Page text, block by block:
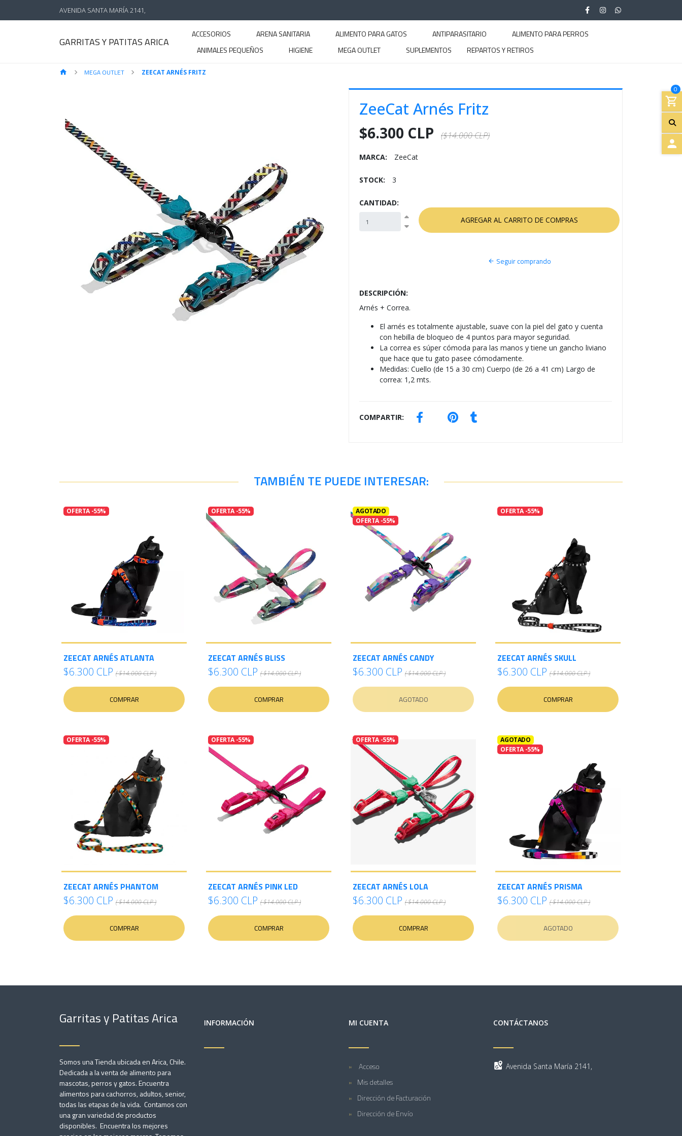
AVENIDA SANTA MARÍA 2141,
GARRITAS Y PATITAS ARICA
ACCESORIOS ARENA SANITARIA ALIMENTO PARA GATOS ANTIPARASITARIO
ALIMENTO PARA PERROS
ANIMALES PEQUEÑOS
HIGIENE MEGA OUTLET SUPLEMENTOS REPARTOS Y RETIROS
0
MEGA OUTLET ZEECAT ARNÉS FRITZ
ZeeCat Arnés Fritz
$6.300 CLP ($14.000 CLP)
MARCA: ZeeCat
STOCK: 3
CANTIDAD:
Seguir comprando
DESCRIPCIÓN:
Arnés + Correa.
El arnés es totalmente ajustable, suave con la piel del gato y cuenta
con hebilla de bloqueo de 4 puntos para mayor seguridad.
La correa es súper cómoda para las manos y tiene un gancho liviano
que hace que tu gato pasee cómodamente.
Medidas: Cuello (de 15 a 30 cm) Cuerpo (de 26 a 41 cm) Largo de
correa: 1,2 mts.
COMPARTIR:
TAMBIÉN TE PUEDE INTERESAR:
OFERTA -55%
ZEECAT ARNÉS ATLANTA
$6.300 CLP ( $14.000 CLP )
COMPRAR
OFERTA -55%
ZEECAT ARNÉS BLISS
$6.300 CLP ( $14.000 CLP )
COMPRAR
AGOTADO
OFERTA -55%
ZEECAT ARNÉS CANDY
$6.300 CLP ( $14.000 CLP )
AGOTADO
OFERTA -55%
ZEECAT ARNÉS SKULL
$6.300 CLP ( $14.000 CLP )
COMPRAR
OFERTA -55%
ZEECAT ARNÉS PHANTOM
$6.300 CLP ( $14.000 CLP )
COMPRAR
OFERTA -55%
ZEECAT ARNÉS PINK LED
$6.300 CLP ( $14.000 CLP )
COMPRAR
OFERTA -55%
ZEECAT ARNÉS LOLA
$6.300 CLP ( $14.000 CLP )
COMPRAR
AGOTADO
OFERTA -55%
ZEECAT ARNÉS PRISMA
$6.300 CLP ( $14.000 CLP )
AGOTADO
Garritas y Patitas Arica
Somos una Tienda ubicada en Arica, Chile.
Dedicada a la venta de alimento para
mascotas, perros y gatos. Encuentra
alimentos para cachorros, adultos, senior,
todas las etapas de la vida. Contamos con
una gran variedad de productos
disponibles. Encuentra los mejores
INFORMACIÓN MI CUENTA
Acceso
Mis detalles
Dirección de Facturación
Dirección de Envío
CONTÁCTANOS
Avenida Santa María 2141,